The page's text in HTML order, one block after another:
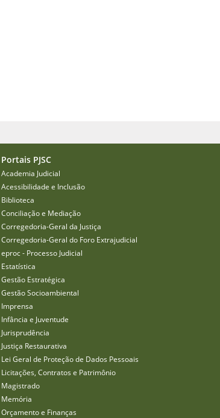
Portais PJSC
Academia Judicial
Acessibilidade e Inclusão
Biblioteca
Conciliação e Mediação
Corregedoria-Geral da Justiça
Corregedoria-Geral do Foro Extrajudicial
eproc - Processo Judicial
Estatística
Gestão Estratégica
Gestão Socioambiental
Imprensa
Infância e Juventude
Jurisprudência
Justiça Restaurativa
Lei Geral de Proteção de Dados Pessoais
Licitações, Contratos e Patrimônio
Magistrado
Memória
Orçamento e Finanças